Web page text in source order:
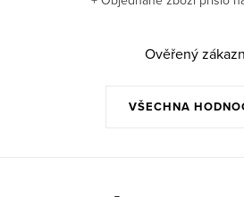
VŠECHNA
Ověřený